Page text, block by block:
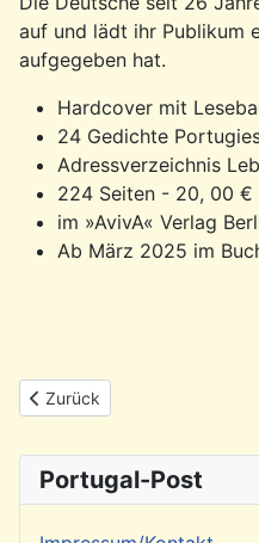
auf und lädt ihr Publikum
aufgegeben hat.
Hardcover mit
24 Gedichte
Adressverzeichnis
224 Seiten - 20, 00
im »AvivA« Verlag
Ab März 2025 im
Vorheriger Beitrag:
Zurück
Portugal-Post